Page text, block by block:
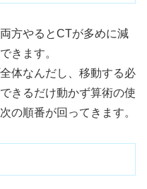
方やるとCTが多めに減
きます。
体なんだし、移動する必
きるだけ動かず算術の使
の順番が回ってきます。